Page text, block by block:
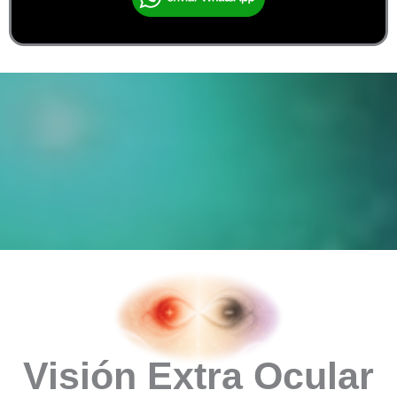
Visión Extra Ocular